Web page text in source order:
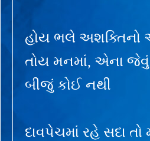
હોય ભલે અશક્તિનો
તોય મનમાં, એના જેવું
બીજું કોઈ નથી
દાવપેચમાં રહે સદા તો